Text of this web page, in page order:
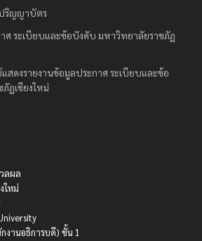
ริญญาบัตร
ศ ระเบียบและข้อบังคับ มหาวิทยาลัยราชภัฏ
สดงรายงานข้อมูลประกาศ ระเบียบและข้อ
ฏเชียงใหม่
ลผล
ใหม่
งานอธิการบดี) ชั้น 1